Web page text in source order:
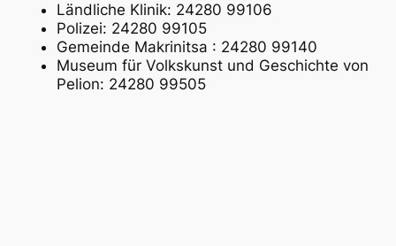
Ländliche Klinik: 24280 99106
Polizei: 24280 99105
Gemeinde Makrinitsa : 24280 99140
Museum für Volkskunst und Geschichte von
Pelion: 24280 99505